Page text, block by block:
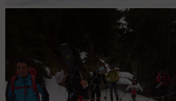
Organisation : Trois attelages, six cordes et
mettre dans le bon ordre !